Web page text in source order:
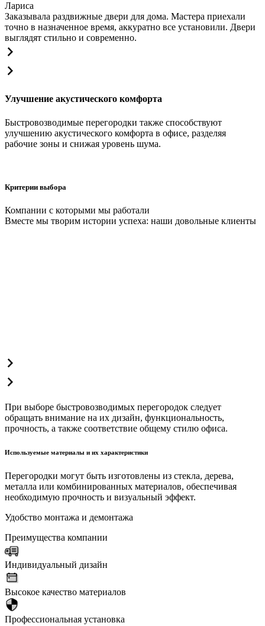
Лариса
Заказывала раздвижные двери для дома. Мастера приехали
точно в назначенное время, аккуратно все установили. Двери
выглядят стильно и современно.
Улучшение акустического комфорта
Быстровозводимые перегородки также способствуют
улучшению акустического комфорта в офисе, разделяя
рабочие зоны и снижая уровень шума.
Критерии выбора
Компании с которыми мы работали
Вместе мы творим истории успеха: наши довольные клиенты
При выборе быстровозводимых перегородок следует
обращать внимание на их дизайн, функциональность,
прочность, а также соответствие общему стилю офиса.
Используемые материалы и их характеристики
Перегородки могут быть изготовлены из стекла, дерева,
металла или комбинированных материалов, обеспечивая
необходимую прочность и визуальный эффект.
Удобство монтажа и демонтажа
Преимущества компании
Индивидуальный дизайн
Высокое качество материалов
Профессиональная установка